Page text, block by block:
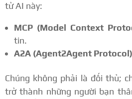
tử AI này:
MCP (Model Context
tin.
A2A (Agent2Agent
Chúng không phải là đối thủ;
trở thành những người bạn